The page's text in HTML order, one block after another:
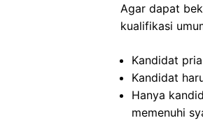
Agar dapat
kualifikasi
Kandidat
Kandidat
Hanya
memenuhi